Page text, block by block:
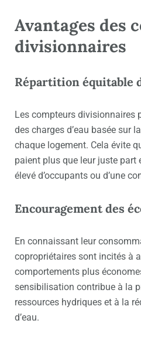
Avantages des
divisionnaires
Répartition équitable
Les compteurs divisionnaires
des charges d’eau basée sur
chaque logement. Cela évite
paient plus que leur juste part
élevé d’occupants ou d’une
Encouragement des
En connaissant leur
copropriétaires sont incités à
comportements plus
sensibilisation contribue à la
ressources hydriques et à la
d’eau.